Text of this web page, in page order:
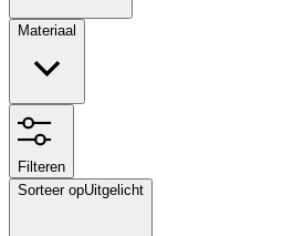
Materiaal
Filteren
Sorteer opUitgelicht